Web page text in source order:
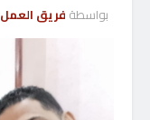
بواسطة فريق العمل